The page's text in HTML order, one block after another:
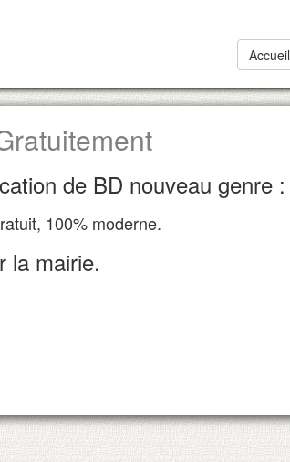
Accueil
de BD nouveau genre :
100% moderne.
la mairie.